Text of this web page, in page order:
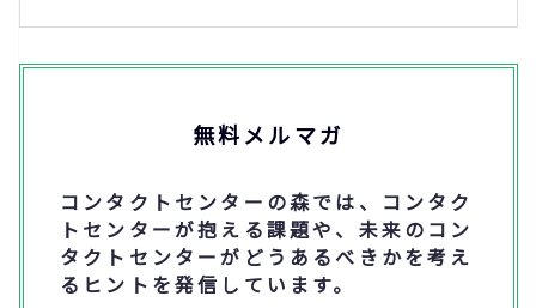
無料メルマガ
コンタクトセンターの森では、コンタク
トセンターが抱える課題や、未来のコン
タクトセンターがどうあるべきかを考え
るヒントを発信しています。